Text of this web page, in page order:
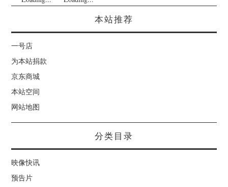
本站推荐
一号店
为本站捐款
京东商城
本站空间
网站地图
分类目录
映像快讯
预告片